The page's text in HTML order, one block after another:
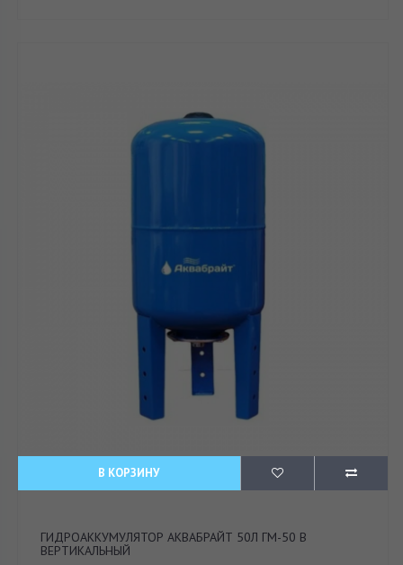
В КОРЗИНУ
ГИДРОАККУМУЛЯТОР АКВАБРАЙТ 50Л ГМ-50 В
ВЕРТИКАЛЬНЫЙ